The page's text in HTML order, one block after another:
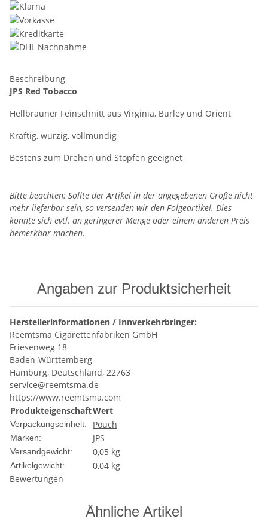
Beschreibung
JPS Red Tobacco
Hellbrauner Feinschnitt aus Virginia, Burley und Orient
Kräftig, würzig, vollmundig
Bestens zum Drehen und Stopfen geeignet
Bitte beachten: Sollte der Artikel in der angegebenen Größe nicht
mehr lieferbar sein, so versenden wir den Folgeartikel. Dies
könnte sich evtl. an geringerer Menge oder einem anderen Preis
bemerkbar machen.
Angaben zur Produktsicherheit
Herstellerinformationen / Innverkehrbringer:
Reemtsma Cigarettenfabriken GmbH
Friesenweg 18
Baden-Württemberg
Hamburg, Deutschland, 22763
service@reemtsma.de
https://www.reemtsma.com
ProdukteigenschaftWert
Verpackungseinheit: Pouch
Marken: JPS
Versandgewicht: 0,05 kg
Artikelgewicht: 0,04 kg
Bewertungen
Ähnliche Artikel